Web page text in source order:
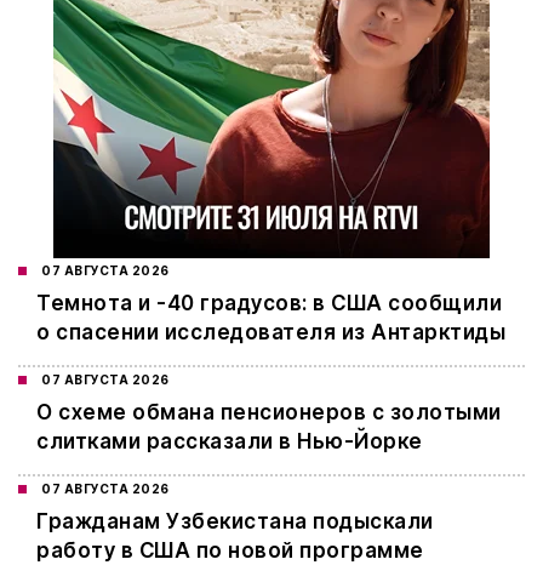
07 АВГУСТА 2026
Темнота и -40 градусов: в США сообщили
о спасении исследователя из Антарктиды
07 АВГУСТА 2026
О схеме обмана пенсионеров с золотыми
слитками рассказали в Нью-Йорке
07 АВГУСТА 2026
Гражданам Узбекистана подыскали
работу в США по новой программе